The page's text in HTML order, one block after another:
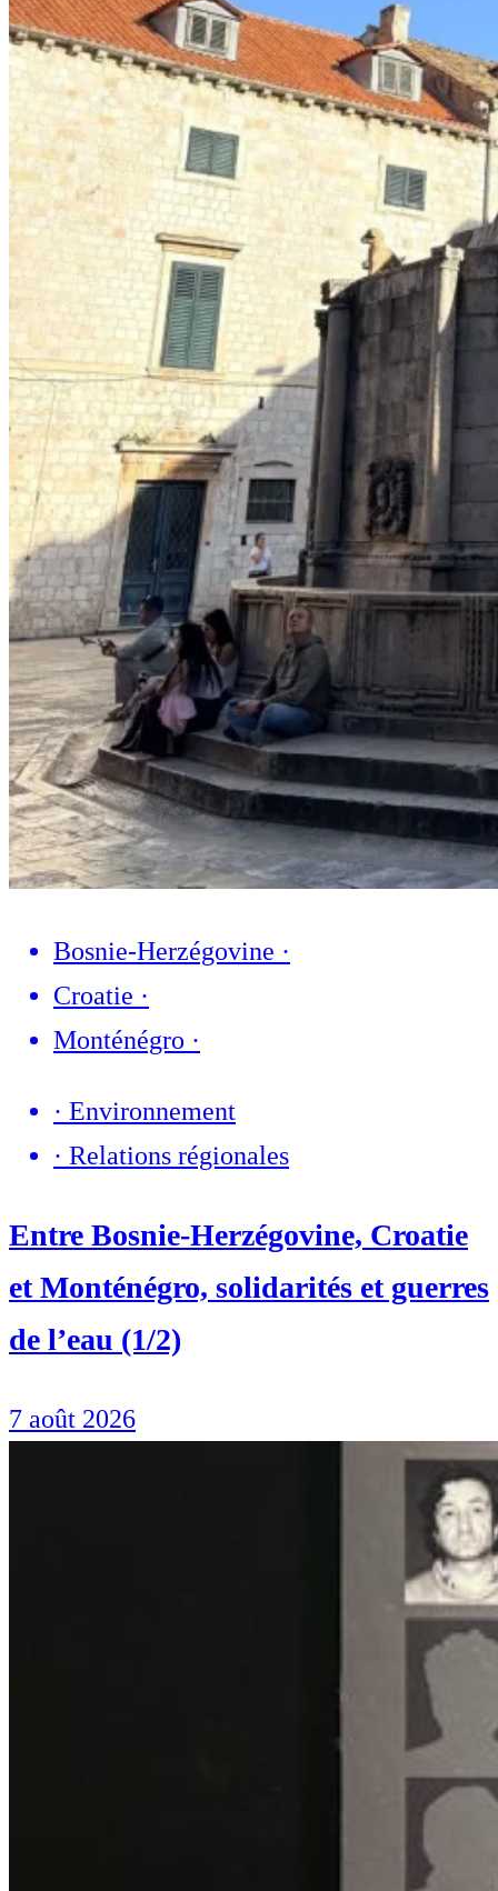
Bosnie-Herzégovine ·
Croatie ·
Monténégro ·
· Environnement
· Relations régionales
Entre Bosnie-Herzégovine, Croatie
et Monténégro, solidarités et guerres
de l’eau (1/2)
7 août 2026